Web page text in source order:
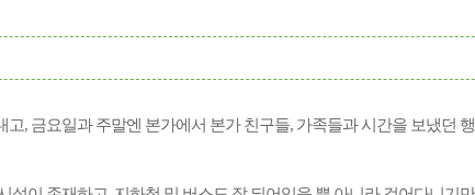
, 금요일과 주말엔 본가에서 본가 친구들, 가족들과 시간을 보냈던